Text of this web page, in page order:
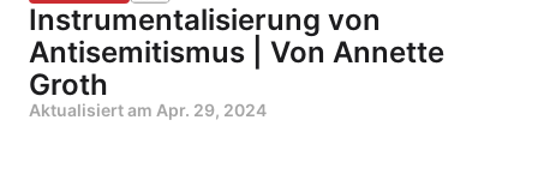
Instrumentalisierung von
Antisemitismus | Von Annette
Groth
Aktualisiert am Apr. 29, 2024